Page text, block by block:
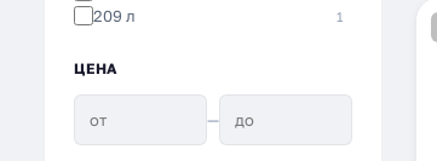
209 л 1
ЦЕНА
—